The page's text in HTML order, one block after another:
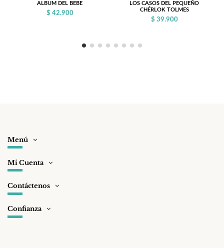
ALBUM DEL BEBE
$ 42.900
LOS CASOS DEL PEQUEÑO
CHÉRLOK TOLMES
$ 39.900
Menú
Mi Cuenta
Contáctenos
Confianza